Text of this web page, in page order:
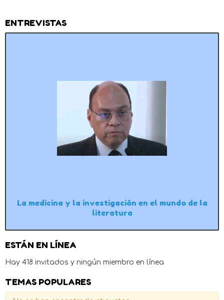
ENTREVISTAS
La medicina y la investigación en el mundo de la
literatura
ESTÁN EN LÍNEA
Hay 418 invitados y ningún miembro en línea
TEMAS POPULARES